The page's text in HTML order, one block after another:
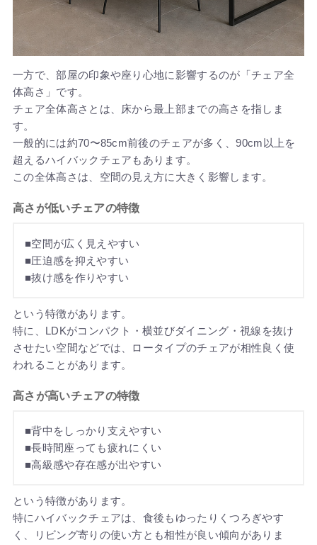
一方で、部屋の印象や座り心地に影響するのが「チェア全
体高さ」です。
チェア全体高さとは、床から最上部までの高さを指しま
す。
一般的には約70〜85cm前後のチェアが多く、90cm以上を
超えるハイバックチェアもあります。
この全体高さは、空間の見え方に大きく影響します。
高さが低いチェアの特徴
■空間が広く見えやすい
■圧迫感を抑えやすい
■抜け感を作りやすい
という特徴があります。
特に、LDKがコンパクト・横並びダイニング・視線を抜け
させたい空間などでは、ロータイプのチェアが相性良く使
われることがあります。
高さが高いチェアの特徴
■背中をしっかり支えやすい
■長時間座っても疲れにくい
■高級感や存在感が出やすい
という特徴があります。
特にハイバックチェアは、食後もゆったりくつろぎやす
く、リビング寄りの使い方とも相性が良い傾向がありま